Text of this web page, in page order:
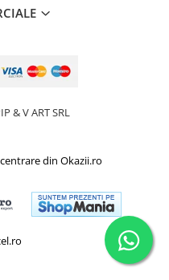
& V ART SRL